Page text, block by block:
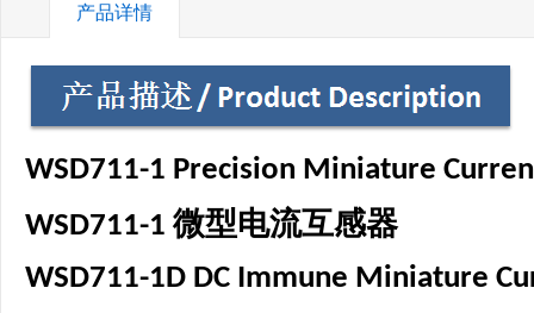
产品详情
WSD711-1 Precision Miniature C
WSD711-1 微型电流互感器
WSD711-1D DC Immune Miniature C